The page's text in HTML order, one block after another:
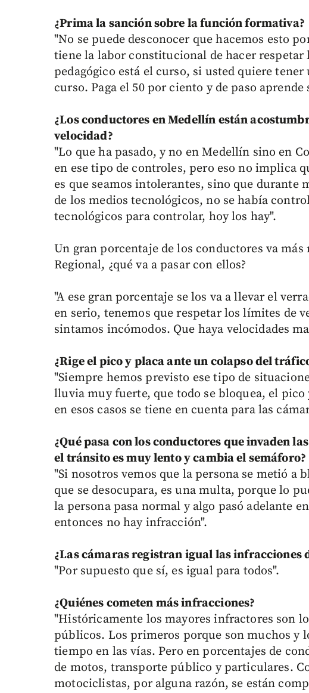
¿Prima la sanción sobre la función formativa?
"No se puede desconocer que hacemos esto
tiene la labor constitucional de hacer respetar
pedagógico está el curso, si usted quiere
curso. Paga el 50 por ciento y de paso
¿Los conductores en Medellín están
velocidad?
"Lo que ha pasado, y no en Medellín sino en
en ese tipo de controles, pero eso no implica
es que seamos intolerantes, sino que
de los medios tecnológicos, no se había
tecnológicos para controlar, hoy los hay".
Un gran porcentaje de los conductores va
Regional, ¿qué va a pasar con ellos?
"A ese gran porcentaje se los va a llevar el
en serio, tenemos que respetar los límites de
sintamos incómodos. Que haya velocidades
¿Rige el pico y placa ante un colapso del
"Siempre hemos previsto ese tipo de
lluvia muy fuerte, que todo se bloquea, el pico
en esos casos se tiene en cuenta para las
¿Qué pasa con los conductores que invaden
el tránsito es muy lento y cambia el semáforo?
"Si nosotros vemos que la persona se metió a
que se desocupara, es una multa, porque lo
la persona pasa normal y algo pasó adelante
entonces no hay infracción".
¿Las cámaras registran igual las infracciones
"Por supuesto que sí, es igual para todos".
¿Quiénes cometen más infracciones?
"Históricamente los mayores infractores son
públicos. Los primeros porque son muchos y
tiempo en las vías. Pero en porcentajes de
de motos, transporte público y particulares.
motociclistas, por alguna razón, se están